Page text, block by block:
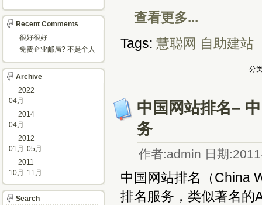
查看更多...
Tags: 慧聪网 自助建站
分
中国网站排名–
务
作者:admin 日期
中国网站排名（China
排名服务，类似著名的
Recent Comments
很好很好
免费企业邮局? 不是个人
Archive
2022
04月
2014
04月
2012
01月 05月
2011
10月
11月
Search